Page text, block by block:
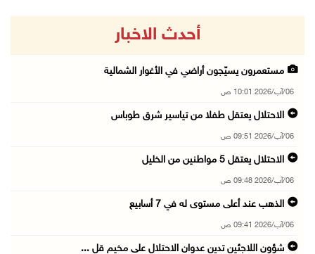
أحدث الاخبار
مستعمرون يسيّجون أراضي في الأغوار الشمالية
06/آب/2026 10:01 ص
الاحتلال يعتقل طفلا من تياسير شرق طوباس
06/آب/2026 09:51 ص
الاحتلال يعتقل 5 مواطنين من الخليل
06/آب/2026 09:48 ص
الذهب عند أعلى مستوى له في 7 أسابيع
06/آب/2026 09:41 ص
شؤون اللاجئين تدين عدوان الاحتلال على مخيم قل ...